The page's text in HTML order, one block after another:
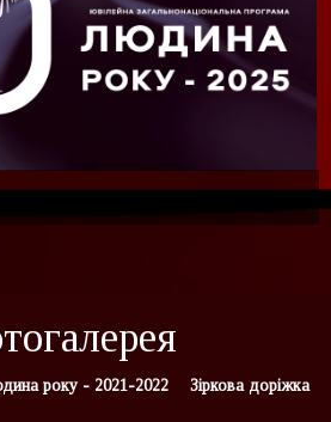
року - 2021-2022 Зіркова доріжка